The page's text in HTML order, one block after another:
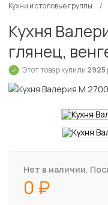
Кухни и столовые группы
Кухня
глянец,
Этот товар купили 2925
Нет в наличии.
0